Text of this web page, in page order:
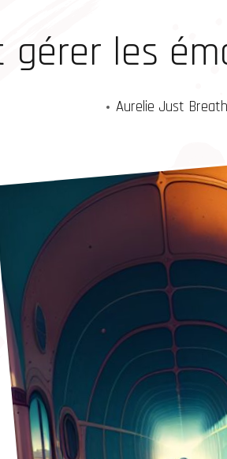
gérer les
Aurelie Just